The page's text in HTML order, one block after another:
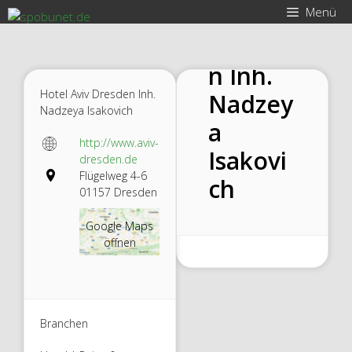
Zum
Inhalt
Menü
Hotel Aviv Dresden Inh.
Nadzeya Isakovich
http://www.aviv-
dresden.de
Flügelweg 4-6
01157 Dresden
Google Maps
öffnen
Branchen
Aviv
n Inh.
Nadzey
a
Isakovi
ch